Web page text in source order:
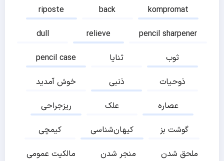
riposte
back
kompromat
dull
relieve
pencil sharpener
pencil case
ثنایا
ثوب
خوش آمدید
ذنبی
ذوحیات
ریزجراحی
علک
عصاره
کیمچی
کیهان‌شناسی
گوشت بز
مالکیت عمومی
منجر شدن
ملحق شدن